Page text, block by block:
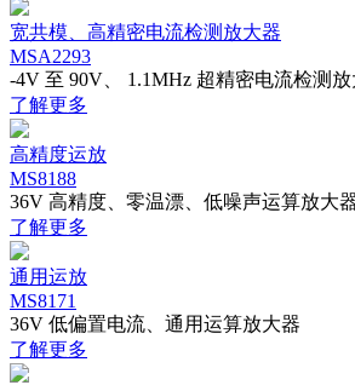
宽共模、高精密电流检测放大器
MSA2293
-4V 至 90V、 1.1MHz 超精密电流检测放
了解更多
高精度运放
MS8188
36V 高精度、零温漂、低噪声运算放大
了解更多
通用运放
MS8171
36V 低偏置电流、通用运算放大器
了解更多